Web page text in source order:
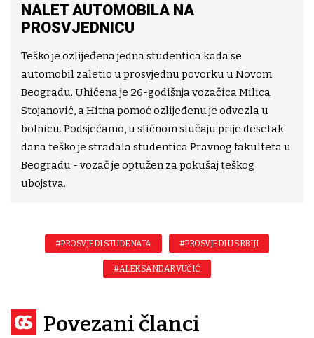
NALET AUTOMOBILA NA
PROSVJEDNICU
Teško je ozlijeđena jedna studentica kada se
automobil zaletio u prosvjednu povorku u Novom
Beogradu. Uhićena je 26-godišnja vozačica Milica
Stojanović, a Hitna pomoć ozlijeđenu je odvezla u
bolnicu. Podsjećamo, u sličnom slučaju prije desetak
dana teško je stradala studentica Pravnog fakulteta u
Beogradu - vozač je optužen za pokušaj teškog
ubojstva.
#PROSVJEDI STUDENATA #PROSVJEDI U SRBIJI
#ALEKSANDAR VUČIĆ
Povezani članci